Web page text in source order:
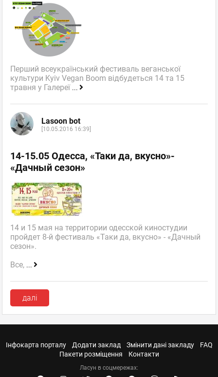
Перший всеукраїнський фестиваль веганської
культури Kyiv Vegan Boom відбудеться 14 та 15
травня у Галереї ...
Lasoon bot
[10.05.2016 16:39]
14-15.05 Одесса, «Таки да, вкусно»-
«Дачный сезон»
14 и 15 мая на территории одесской киностудии
пройдет 8-й фестиваль «Таки да, вкусно» - «Дачный
сезон».
Все, ...
далі
Інфокарта порталу Додати заклад Змінити дані закладу
FAQ
Пакети розміщення
Контакти
Ласун в соцмережах: